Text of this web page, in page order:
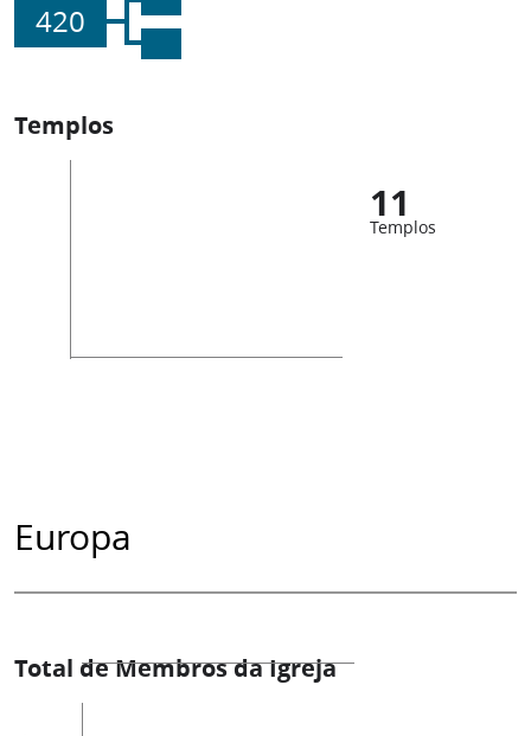
420
Templos
11
Templos
Europa
Total de Membros da Igreja